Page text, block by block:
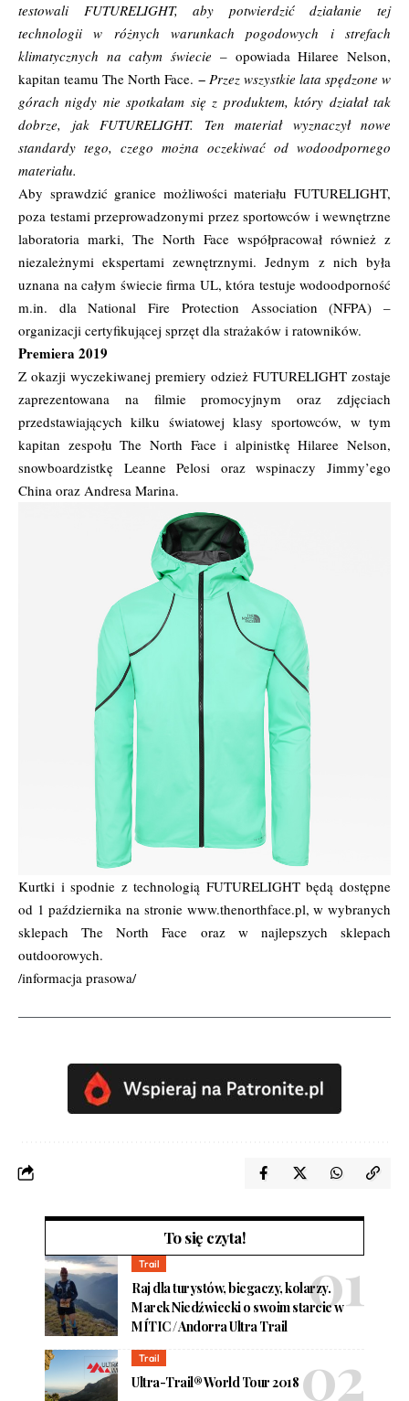
testowali FUTURELIGHT, aby potwierdzić działanie tej
technologii w różnych warunkach pogodowych i strefach
klimatycznych na całym świecie – opowiada Hilaree Nelson,
kapitan teamu The North Face. − Przez wszystkie lata spędzone w
górach nigdy nie spotkałam się z produktem, który działał tak
dobrze, jak FUTURELIGHT. Ten materiał wyznaczył nowe
standardy tego, czego można oczekiwać od wodoodpornego
materiału.
Aby sprawdzić granice możliwości materiału FUTURELIGHT,
poza testami przeprowadzonymi przez sportowców i wewnętrzne
laboratoria marki, The North Face współpracował również z
niezależnymi ekspertami zewnętrznymi. Jednym z nich była
uznana na całym świecie firma UL, która testuje wodoodporność
m.in. dla National Fire Protection Association (NFPA) –
organizacji certyfikującej sprzęt dla strażaków i ratowników.
Premiera 2019
Z okazji wyczekiwanej premiery odzież FUTURELIGHT zostaje
zaprezentowana na filmie promocyjnym oraz zdjęciach
przedstawiających kilku światowej klasy sportowców, w tym
kapitan zespołu The North Face i alpinistkę Hilaree Nelson,
snowboardzistkę Leanne Pelosi oraz wspinaczy Jimmy’ego
China oraz Andresa Marina.
Kurtki i spodnie z technologią FUTURELIGHT będą dostępne
od 1 października na stronie www.thenorthface.pl, w wybranych
sklepach The North Face oraz w najlepszych sklepach
outdoorowych.
/informacja prasowa/
To się czyta!
Trail
Raj dla turystów, biegaczy, kolarzy.
Marek Niedźwiecki o swoim starcie w
MÍTIC / Andorra Ultra Trail
Trail
Ultra-Trail® World Tour 2018